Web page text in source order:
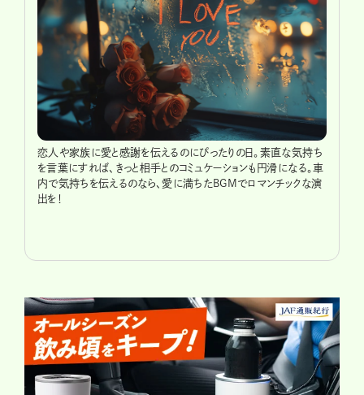
恋人や家族に愛と感謝を伝えるのにぴったりの日。素直な気持ち
を言葉にすれば、きっと相手とのコミュケーションも円滑になる。車
内で気持ちを伝えるのなら、愛に満ちたBGMでロマンチックな演
出を！